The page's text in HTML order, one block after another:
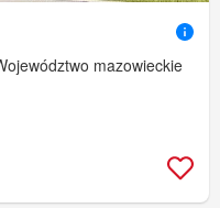
mazowieckie